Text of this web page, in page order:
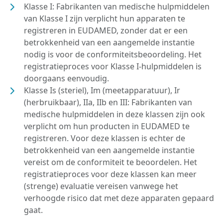
Klasse I: Fabrikanten van medische hulpmiddelen
van Klasse I zijn verplicht hun apparaten te
registreren in EUDAMED, zonder dat er een
betrokkenheid van een aangemelde instantie
nodig is voor de conformiteitsbeoordeling. Het
registratieproces voor Klasse I-hulpmiddelen is
doorgaans eenvoudig.
Klasse Is (steriel), Im (meetapparatuur), Ir
(herbruikbaar), IIa, IIb en III: Fabrikanten van
medische hulpmiddelen in deze klassen zijn ook
verplicht om hun producten in EUDAMED te
registreren. Voor deze klassen is echter de
betrokkenheid van een aangemelde instantie
vereist om de conformiteit te beoordelen. Het
registratieproces voor deze klassen kan meer
(strenge) evaluatie vereisen vanwege het
verhoogde risico dat met deze apparaten gepaard
gaat.